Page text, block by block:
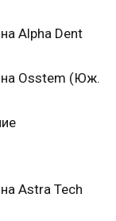
Alpha Dent
на Osstem (Юж.
Astra Tech